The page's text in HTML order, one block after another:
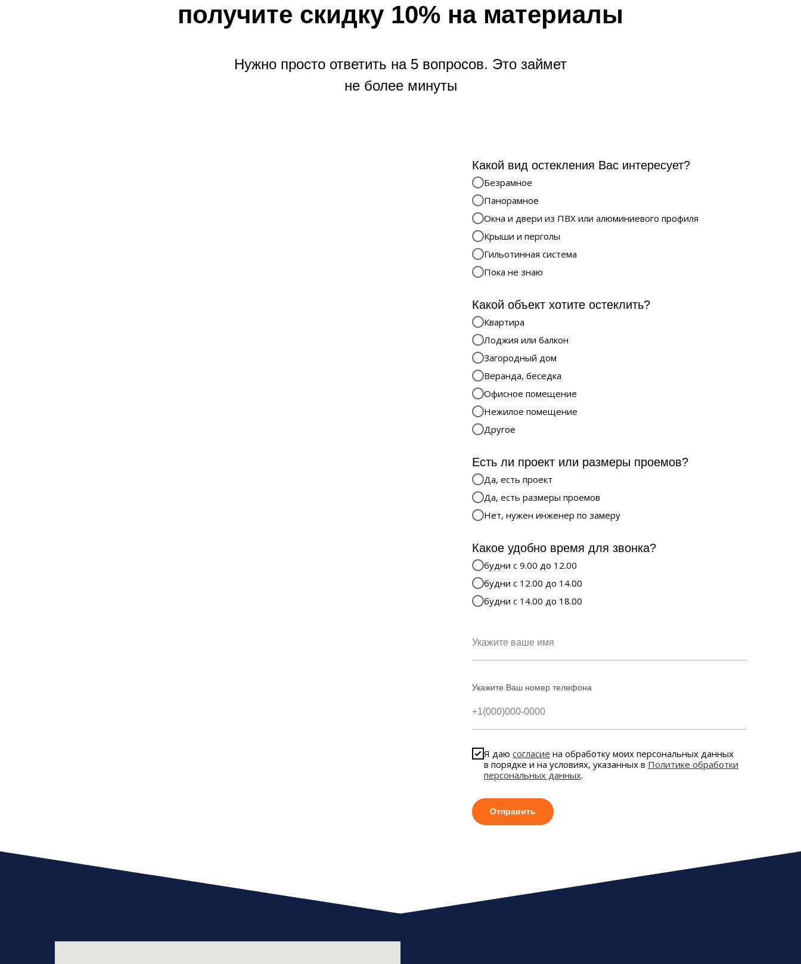
получите скидку 10% на материалы
Нужно просто ответить на 5 вопросов. Это займет
не более минуты
Какой вид остекления Вас интересует?
Безрамное
Панорамное
Окна и двери из ПВХ или алюминиевого профиля
Крыши и перголы
Гильотинная система
Пока не знаю
Какой объект хотите остеклить?
Квартира
Лоджия или балкон
Загородный дом
Веранда, беседка
Офисное помещение
Нежилое помещение
Другое
Есть ли проект или размеры проемов?
Да, есть проект
Да, есть размеры проемов
Нет, нужен инженер по замеру
Какое удобно время для звонка?
будни с 9.00 до 12.00
будни с 12.00 до 14.00
будни с 14.00 до 18.00
Укажите Ваш номер телефона
Я даю согласие на обработку моих персональных данных
в порядке и на условиях, указанных в Политике обработки
персональных данных.
Отправить